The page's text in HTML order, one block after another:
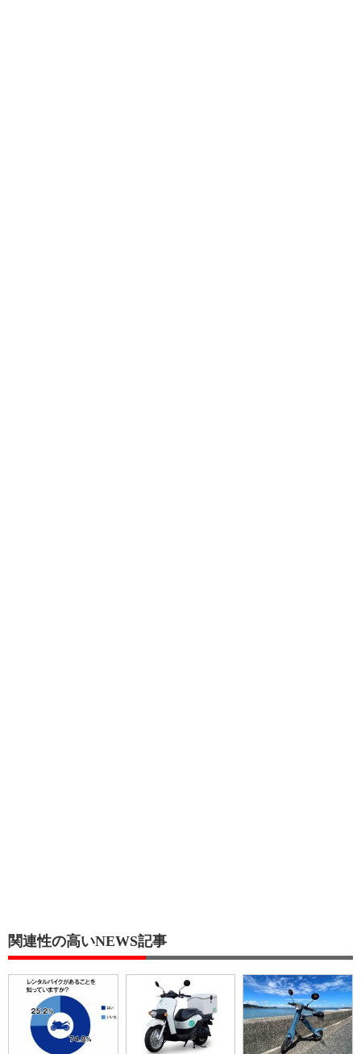
関連性の高いNEWS記事